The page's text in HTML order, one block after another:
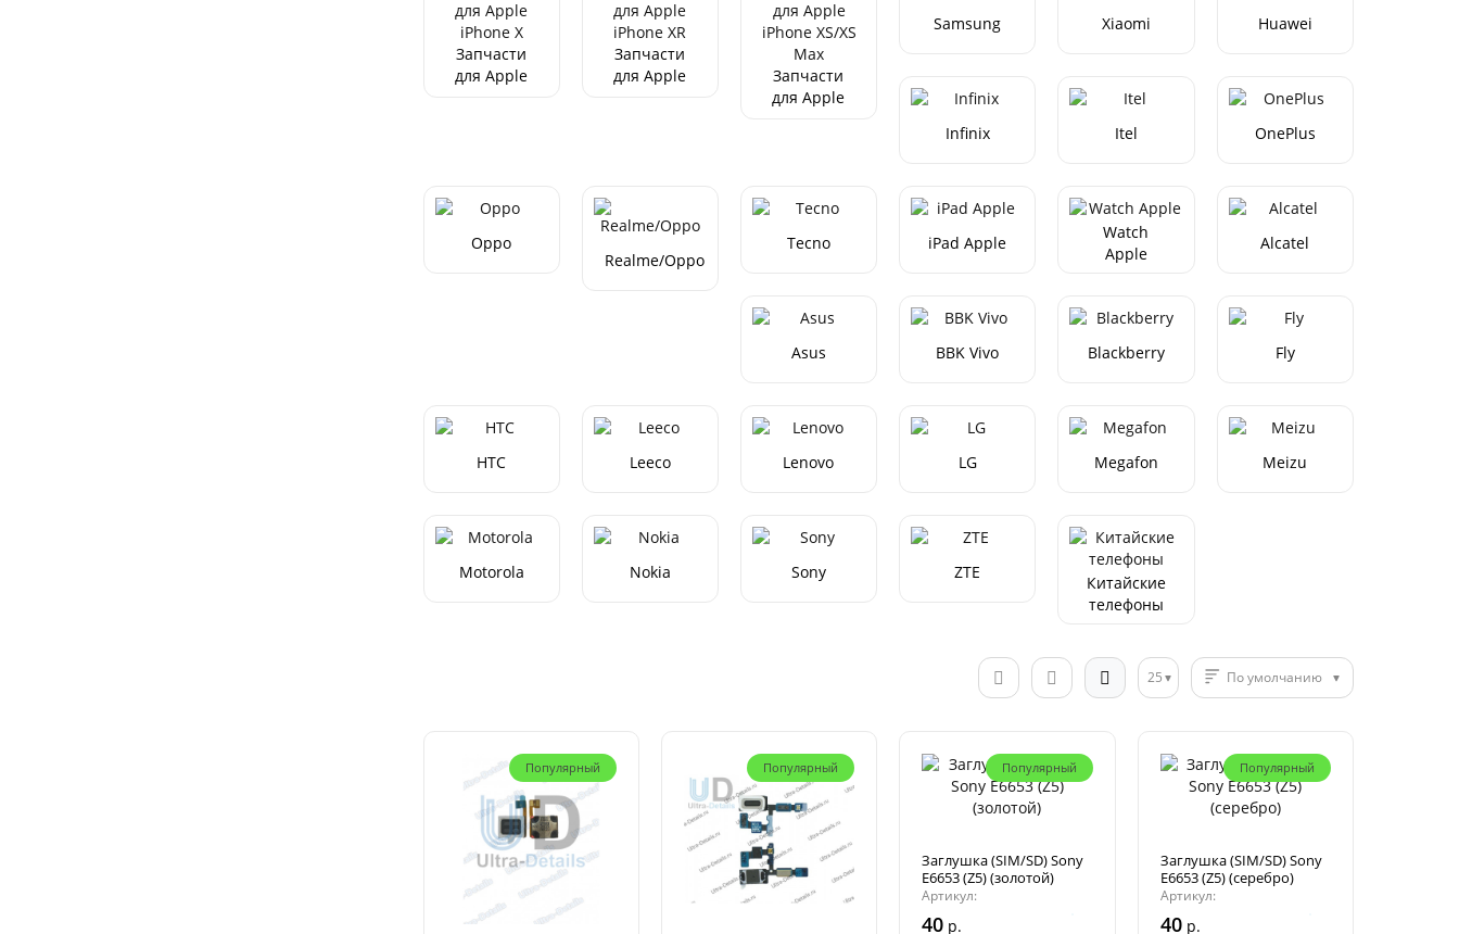
Запчасти
для Apple
Запчасти
для Apple
Запчасти
для Apple
Samsung Xiaomi Huawei
Infinix Itel OnePlus
Oppo
Realme/Oppo
Tecno iPad Apple
Watch
Apple
Alcatel
Asus BBK Vivo Blackberry Fly
HTC Leeco Lenovo LG Megafon Meizu
Motorola Nokia Sony ZTE
Китайские
телефоны
25 По умолчанию
Популярный Популярный Популярный
Заглушка (SIM/SD) Sony
E6653 (Z5) (золотой)
Артикул:
40 р.
Популярный
Заглушка (SIM/SD) Sony
E6653 (Z5) (серебро)
Артикул:
40р.